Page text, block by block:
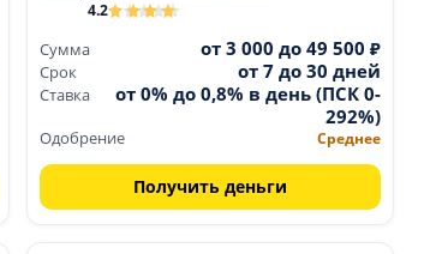
4.2
Сумма от 3 000 до 49 500 ₽
Срок от 7 до 30 дней
Ставка
от 0% до 0,8% в день (ПСК 0-
292%)
Одобрение Среднее
Получить деньги